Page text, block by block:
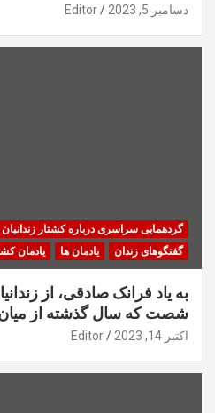
دسامبر 5, 2023 Editor
گردهمایی سراسری درباره کشتار
گفتگوهای زندان
یادمان ها یادمان
به یاد فرانک صادقی، از
شصت که سال گذشته از
اکتبر 14, 2023 Editor